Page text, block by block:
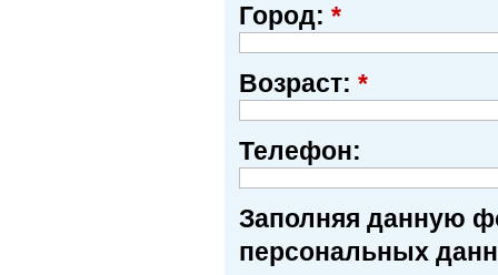
Город: *
Возраст: *
Телефон:
Заполняя данную
персональных